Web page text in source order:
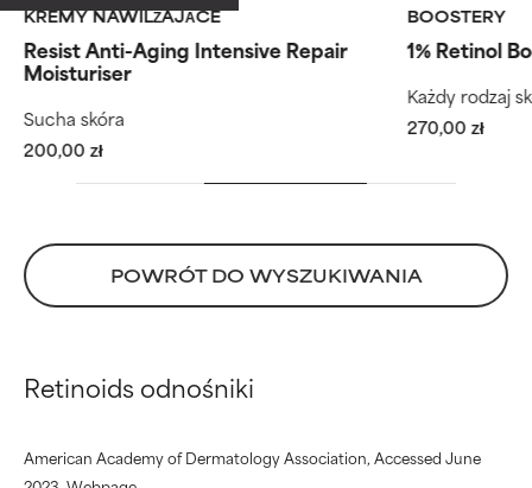
Według rutynowych kroków
KREMY NAWILŻAJĄCE
Resist Anti-Aging Intensive Repair
Moisturiser
Sucha skóra
200,00 zł
Według
BOOSTERY
1% Retinol
Każdy rodzaj
270,00 zł
POWRÓT DO WYSZUKIWANIA
Retinoids odnośniki
American Academy of Dermatology Association, Accessed June
problematycznymi składnikami.
WORST
więcej szkody niż pożytku.
BRAK OCENY
mieliśmy okazji przeanalizować
problematycznymi składnikami.
WORST
więcej szkody niż pożytku.
BRAK OCENY
mieliśmy okazji przeanalizować